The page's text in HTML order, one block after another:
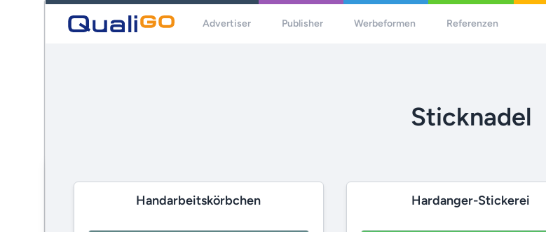
Advertiser Publisher Werbeformen Referenzen
Sticknadel
Handarbeitskörbchen Hardanger-Stickerei